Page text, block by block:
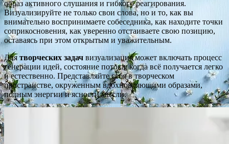
образ активного слушания и гибкого реагирования.
Визуализируйте не только свои слова, но и то, как вы
внимательно воспринимаете собеседника, как находите точки
соприкосновения, как уверенно отстаиваете свою позицию,
оставаясь при этом открытым и уважительным.
Длятворческих задач визуализация может включать процесс
генерации идей, состояние потока, когда всё получается легко
и естественно. Представляйте себя в творческом
пространстве, окруженным вдохновляющими образами,
полным энергии и ясности мысли.